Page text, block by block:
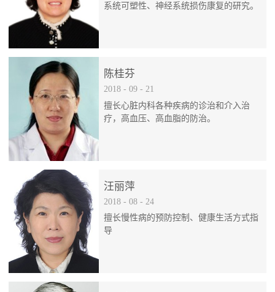
系统可塑性、神经系统损伤康复的研究。
陈桂芬
2018 - 09 - 21
擅长心脏内科各种疾病的诊治和介入治
疗，高血压、高血脂的防治。
汪丽萍
2018 - 08 - 24
擅长慢性病的预防控制、健康生活方式指
导